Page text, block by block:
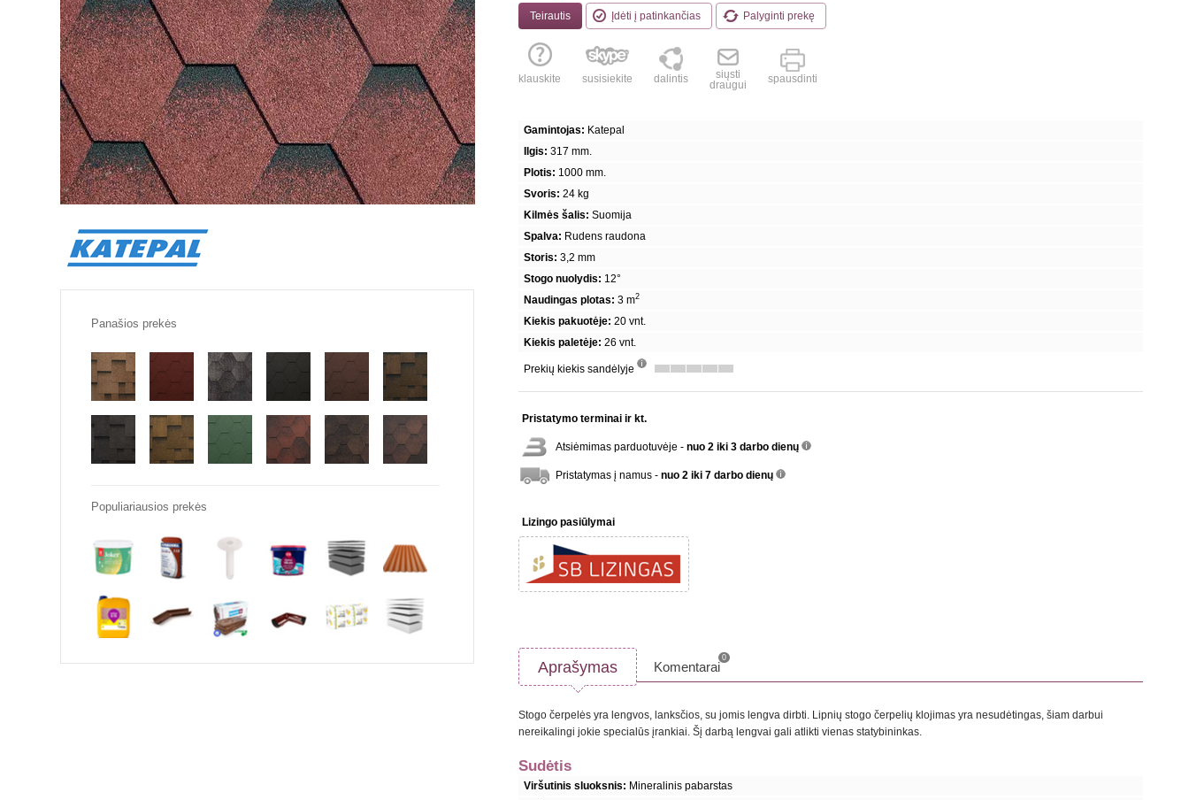
Teirautis Įdėti į patinkančias Palyginti prekę
klauskite susisiekite dalintis
siųsti
draugui
spausdinti
Gamintojas: Katepal
Ilgis: 317 mm.
Plotis: 1000 mm.
Svoris: 24 kg
Kilmės šalis: Suomija
Spalva: Rudens raudona
Storis: 3,2 mm
Stogo nuolydis: 12°
Naudingas plotas: 3 m2
Kiekis pakuotėje: 20 vnt.
Kiekis paletėje: 26 vnt.
Prekių kiekis sandėlyje
Pristatymo terminai ir kt.
Atsiėmimas parduotuvėje - nuo 2 iki 3 darbo dienų
Pristatymas į namus - nuo 2 iki 7 darbo dienų
Lizingo pasiūlymai
Aprašymas Komentarai
0
Stogo čerpelės yra lengvos, lanksčios, su jomis lengva dirbti. Lipnių stogo čerpelių klojimas yra nesudėtingas, šiam darbui
nereikalingi jokie specialūs įrankiai. Šį darbą lengvai gali atlikti vienas statybininkas.
Sudėtis
Viršutinis sluoksnis: Mineralinis pabarstas
Panašios prekės
Populiariausios prekės